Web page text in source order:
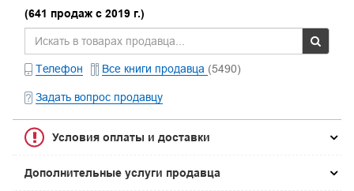
(641 продаж с 2019 г.)
Телефон Все книги продавца (5490)
Задать вопрос продавцу
Условия оплаты и доставки
Дополнительные услуги продавца